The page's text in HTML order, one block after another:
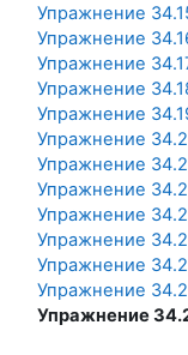
Упражнение
Упражнение
Упражнение
Упражнение
Упражнение
Упражнение
Упражнение
Упражнение
Упражнение
Упражнение
Упражнение
Упражнение
Упражнение